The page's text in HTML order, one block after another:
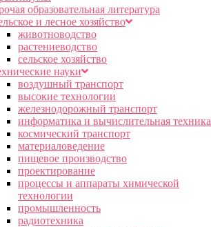
образовательная литература
и лесное хозяйство
животноводство
растениеводство
сельское хозяйство
науки
воздушный транспорт
высокие технологии
железнодорожный транспорт
информатика и вычислительная техника
космический транспорт
материаловедение
пищевое производство
проектирование
процессы и аппараты химической
технологии
промышленность
радиотехника